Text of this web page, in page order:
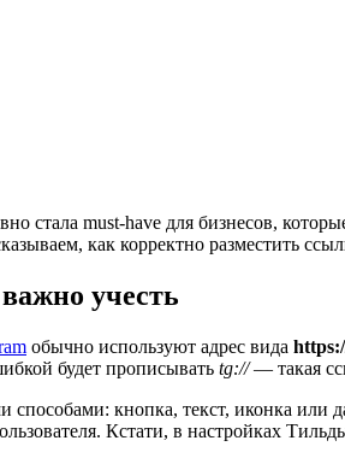
стала must-have для бизнесов,
как корректно разместить
учесть
обычно используют адрес вида
будет прописывать tg://— такая
кнопка, текст, иконка или
Кстати, в настройках